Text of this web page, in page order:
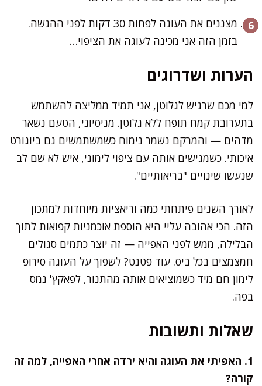
מצננים את העוגה לפחות 30 דקות לפני ההגשה.
בזמן הזה אני מכינה לעוגה את הציפוי…
הערות ושדרוגים
למי מכם שרגיש לגלוטן, אני תמיד ממליצה להשתמש
בתערובת קמח תופח ללא גלוטן. מניסיוני, הטעם נשאר
מדהים — והמרקם נשמר נימוח כשמשתמשים גם ביוגורט
איכותי. כשמגישים אותה עם ציפוי לימוני, איש לא שם לב
שנעשו שינויים "בריאותיים".
לאורך השנים פיתחתי כמה וריאציות מיוחדות למתכון
הזה. הכי אהובה עליי היא הוספת אוכמניות קפואות לתוך
הבלילה, ממש לפני האפייה — זה יוצר כתמים סגולים
חמצמצים בכל ביס. עוד פטנט? לשפוך על העוגה סירופ
לימון חם מיד כשמוציאים אותה מהתנור, לפאקץ' נמס
בפה.
שאלות ותשובות
1. האפיתי את העוגה והיא ירדה אחרי האפייה, למה זה
קורה?